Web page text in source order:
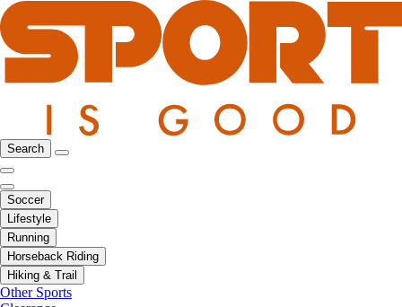
Search
Soccer
Lifestyle
Running
Horseback Riding
Hiking & Trail
Other Sports